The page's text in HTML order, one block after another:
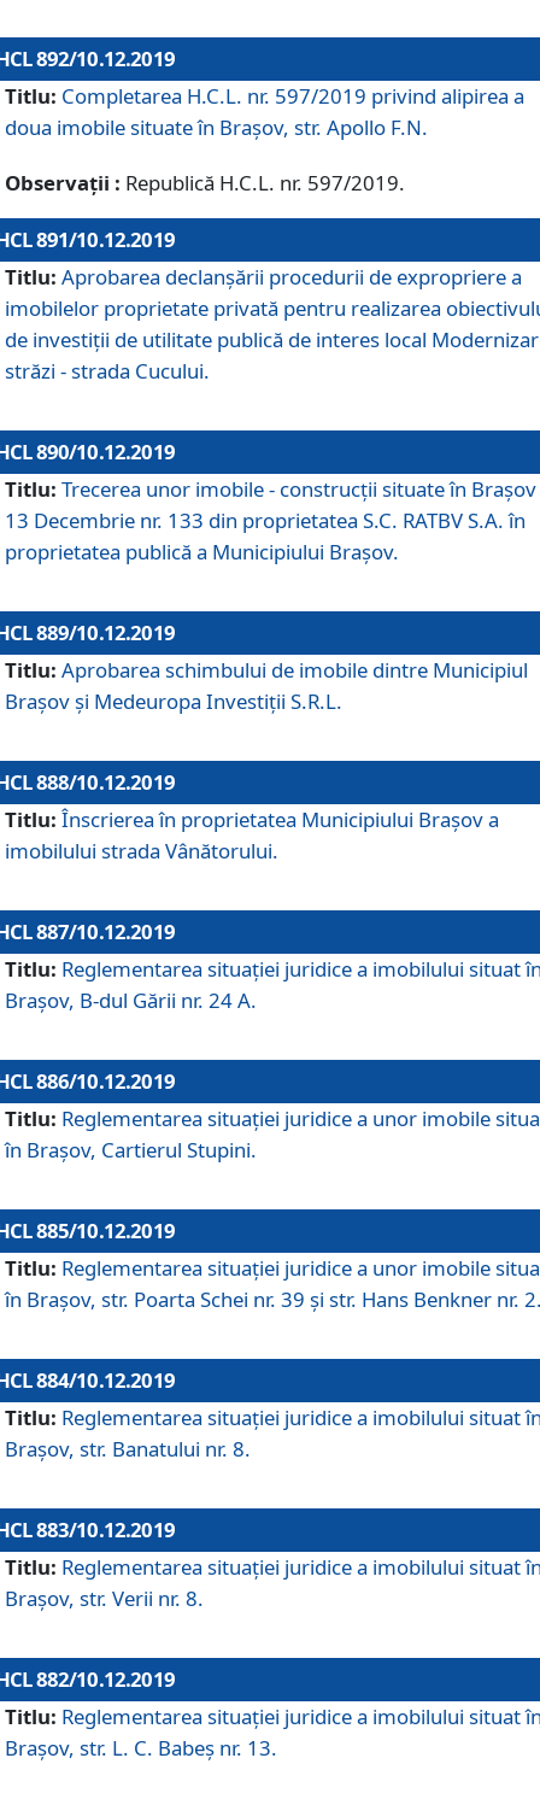
892/10.12.2019
Titlu: Completarea H.C.L. nr. 597/2019 privind alipirea a
doua imobile situate în Brașov, str. Apollo F.N.
Observații : Republică H.C.L. nr. 597/2019.
891/10.12.2019
Titlu: Aprobarea declanșării procedurii de expropriere a
imobilelor proprietate privată pentru realizarea
de investiții de utilitate publică de interes local
străzi - strada Cucului.
890/10.12.2019
Titlu: Trecerea unor imobile - construcții situate în Brașov
13 Decembrie nr. 133 din proprietatea S.C. RATBV S.A. în
proprietatea publică a Municipiului Brașov.
889/10.12.2019
Titlu: Aprobarea schimbului de imobile dintre Municipiul
Brașov și Medeuropa Investiții S.R.L.
888/10.12.2019
Titlu: Înscrierea în proprietatea Municipiului Braşov a
imobilului strada Vânătorului.
887/10.12.2019
Titlu: Reglementarea situației juridice a imobilului situat
Brașov, B-dul Gării nr. 24 A.
886/10.12.2019
Titlu: Reglementarea situaţiei juridice a unor imobile
în Braşov, Cartierul Stupini.
885/10.12.2019
Titlu: Reglementarea situației juridice a unor imobile
în Brașov, str. Poarta Schei nr. 39 și str. Hans Benkner nr.
884/10.12.2019
Titlu: Reglementarea situației juridice a imobilului situat
Brașov, str. Banatului nr. 8.
883/10.12.2019
Titlu: Reglementarea situației juridice a imobilului situat
Brașov, str. Verii nr. 8.
882/10.12.2019
Titlu: Reglementarea situației juridice a imobilului situat
Brașov, str. L. C. Babeș nr. 13.